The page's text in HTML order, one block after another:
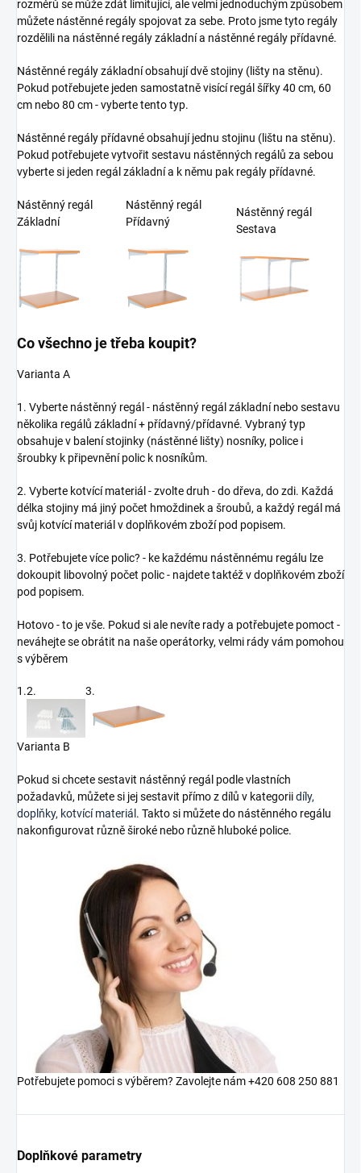
rozměrů se může zdát limitující, ale velmi jednoduchým způsobem
můžete nástěnné regály spojovat za sebe. Proto jsme tyto regály
rozdělili na nástěnné regály základní a nástěnné regály přídavné.
Nástěnné regály základní obsahují dvě stojiny (lišty na stěnu).
Pokud potřebujete jeden samostatně visící regál šířky 40 cm, 60
cm nebo 80 cm - vyberte tento typ.
Nástěnné regály přídavné obsahují jednu stojinu (lištu na stěnu).
Pokud potřebujete vytvořit sestavu nástěnných regálů za sebou
vyberte si jeden regál základní a k němu pak regály přídavné.
Nástěnný regál
Základní
Nástěnný regál
Přídavný
Nástěnný regál
Sestava
Co všechno je třeba koupit?
Varianta A
1. Vyberte nástěnný regál - nástěnný regál základní nebo sestavu
několika regálů základní + přídavný/přídavné. Vybraný typ
obsahuje v balení stojinky (nástěnné lišty) nosníky, police i
šroubky k připevnění polic k nosníkům.
2. Vyberte kotvící materiál - zvolte druh - do dřeva, do zdi. Každá
délka stojiny má jiný počet hmoždinek a šroubů, a každý regál má
svůj kotvící materiál v doplňkovém zboží pod popisem.
3. Potřebujete více polic? - ke každému nástěnnému regálu lze
dokoupit libovolný počet polic - najdete taktéž v doplňkovém zboží
pod popisem.
Hotovo - to je vše. Pokud si ale nevíte rady a potřebujete pomoct -
neváhejte se obrátit na naše operátorky, velmi rády vám pomohou
s výběrem
1.2. 3.
Varianta B
Pokud si chcete sestavit nástěnný regál podle vlastních
požadavků, můžete si jej sestavit přímo z dílů v kategoriidíly,
doplňky, kotvící materiál . Takto si můžete do nástěnného regálu
nakonfigurovat různě široké nebo různě hluboké police.
Potřebujete pomoci s výběrem? Zavolejte nám +420 608 250 881
Doplňkové parametry